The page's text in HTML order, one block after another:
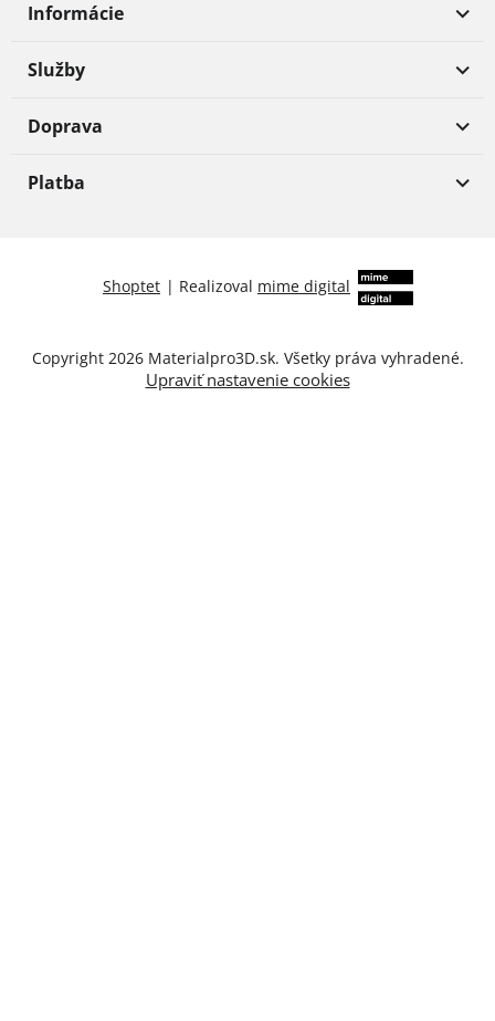
Informácie
Služby
Doprava
Platba
Shoptet | Realizoval mime digital
Copyright 2026 Materialpro3D.sk. Všetky práva vyhradené.
Upraviť nastavenie cookies